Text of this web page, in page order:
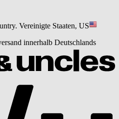
Vereinigte Staaten, US
innerhalb Deutschlands